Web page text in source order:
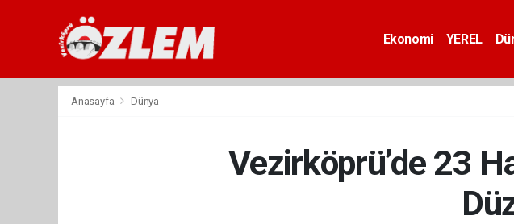
Ekonomi YEREL
Anasayfa Dünya
Vezirköprü’de 23